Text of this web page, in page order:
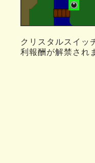
クリスタルスイッ
利報酬が解禁され